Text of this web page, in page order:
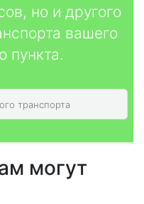
но и другого
вашего
пункта.
могут